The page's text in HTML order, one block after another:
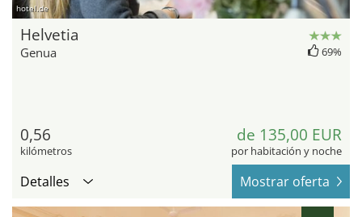
hotel.de
Helvetia
Genua 69%
0,56
kilómetros
de 135,00 EUR
por habitación y noche
Detalles Mostrar oferta